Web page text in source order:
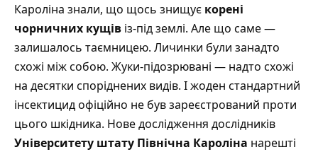
Кароліна знали, що щось знищує корені
чорничних кущів із-під землі. Але що саме —
залишалось таємницею. Личинки були занадто
схожі між собою. Жуки-підозрювані — надто схожі
на десятки споріднених видів. І жоден стандартний
інсектицид офіційно не був зареєстрований проти
цього шкідника. Нове дослідження дослідників
Університету штату Північна Кароліна нарешті